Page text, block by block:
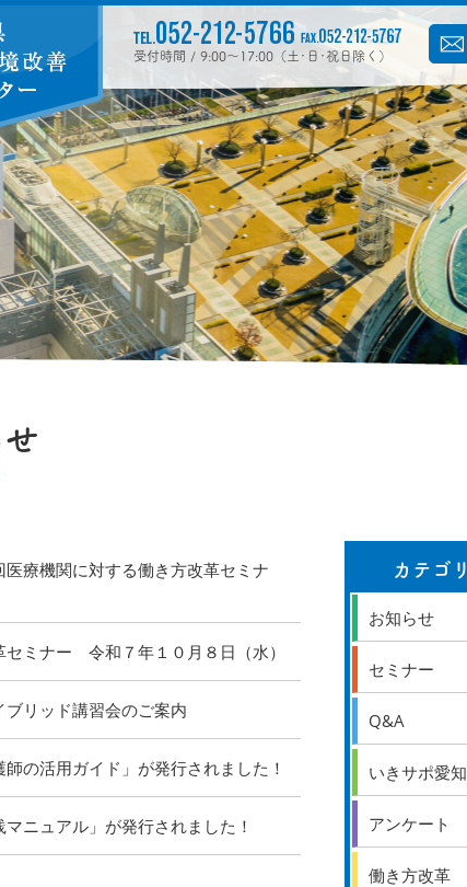
受付時間 / 9:00〜17:00（土･日･祝日除く）
医療機関に対する働き方改革セミナ
ミナー 令和７年１０月８日（水）
リッド講習会のご案内
の活用ガイド」が発行されました！
ニュアル」が発行されました！
カテゴリ
お知らせ
セミナー
Q&A
いきサポ愛知
アンケート
働き方改革